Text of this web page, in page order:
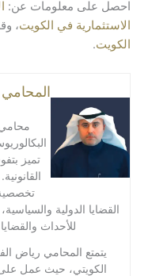
احصل على معلومات عن:
الاستثمارية في الكويت،
الكويت.
تميز
القضايا الدولية
للأحداث
يتمتع المحامي رياض
الكويتي، حيث عمل